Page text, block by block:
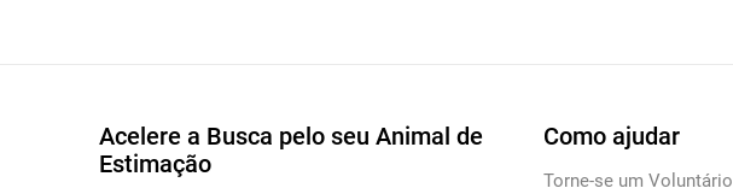
Acelere a Busca pelo seu Animal de
Estimação
Como ajudar
Torne-se um Voluntário